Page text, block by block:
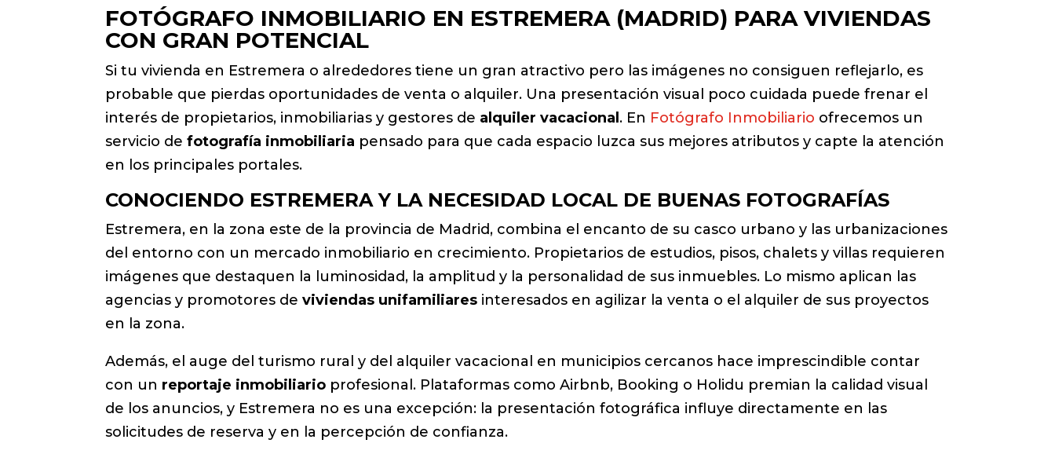
FOTÓGRAFO INMOBILIARIO EN ESTREMERA (MADRID) PARA VIVIENDAS
CON GRAN POTENCIAL
Si tu vivienda en Estremera o alrededores tiene un gran atractivo pero las imágenes no consiguen reflejarlo, es
probable que pierdas oportunidades de venta o alquiler. Una presentación visual poco cuidada puede frenar el
interés de propietarios, inmobiliarias y gestores de alquiler vacacional. En Fotógrafo Inmobiliario ofrecemos un
servicio defotografía inmobiliaria pensado para que cada espacio luzca sus mejores atributos y capte la atención
en los principales portales.
CONOCIENDO ESTREMERA Y LA NECESIDAD LOCAL DE BUENAS FOTOGRAFÍAS
Estremera, en la zona este de la provincia de Madrid, combina el encanto de su casco urbano y las urbanizaciones
del entorno con un mercado inmobiliario en crecimiento. Propietarios de estudios, pisos, chalets y villas requieren
imágenes que destaquen la luminosidad, la amplitud y la personalidad de sus inmuebles. Lo mismo aplican las
agencias y promotores deviviendas unifamiliares interesados en agilizar la venta o el alquiler de sus proyectos
en la zona.
Además, el auge del turismo rural y del alquiler vacacional en municipios cercanos hace imprescindible contar
con un reportaje inmobiliario profesional. Plataformas como Airbnb, Booking o Holidu premian la calidad visual
de los anuncios, y Estremera no es una excepción: la presentación fotográfica influye directamente en las
solicitudes de reserva y en la percepción de confianza.